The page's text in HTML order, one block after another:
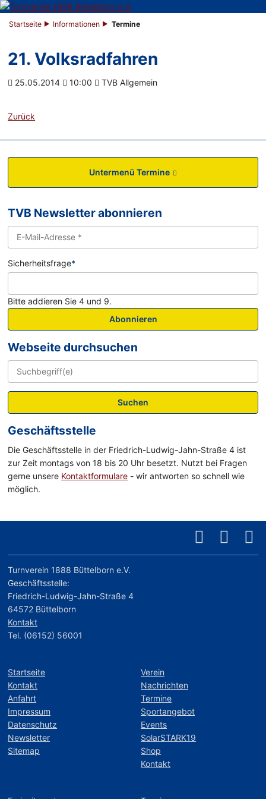
Startseite Informationen Termine
21. Volksradfahren
25.05.2014 10:00 TVB Allgemein
Zurück
Untermenü Termine
TVB Newsletter abonnieren
Sicherheitsfrage*
Bitte addieren Sie 4 und 9.
Abonnieren
Webseite durchsuchen
Suchen
Geschäftsstelle
Die Geschäftsstelle in der Friedrich-Ludwig-Jahn-Straße 4 ist
zur Zeit montags von 18 bis 20 Uhr besetzt. Nutzt bei Fragen
gerne unsere Kontaktformulare - wir antworten so schnell wie
möglich.
Turnverein 1888 Büttelborn e.V.
Geschäftsstelle:
Friedrich-Ludwig-Jahn-Straße 4
64572 Büttelborn
Kontakt
Tel. (06152) 56001
Startseite
Kontakt
Anfahrt
Impressum
Datenschutz
Newsletter
Sitemap
Verein
Nachrichten
Termine
Sportangebot
Events
SolarSTARK19
Shop
Kontakt